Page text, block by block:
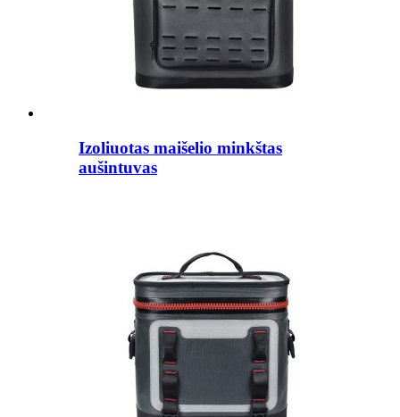
Izoliuotas maišelio minkštas
aušintuvas